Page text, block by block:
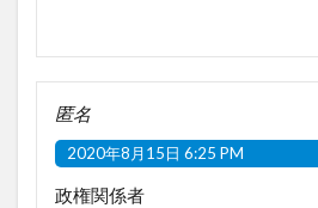
匿名
2020年8月15日 6:25 PM
政権関係者